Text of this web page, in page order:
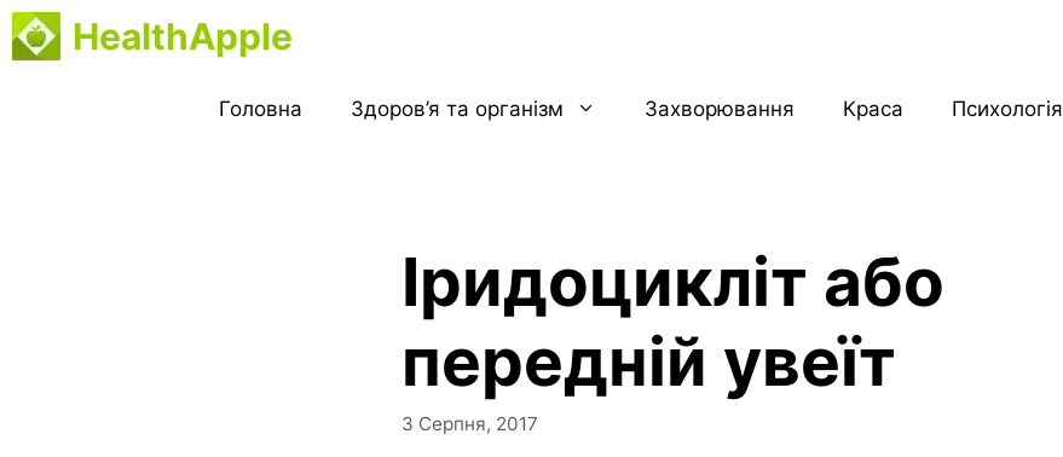
Перейти
до
HealthApple
Головна Здоров’я та організм Захворювання Краса Психологія
Іридоцикліт або
передній увеїт
3 Серпня, 2017